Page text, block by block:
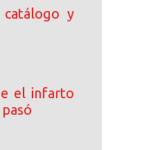
catálogo y
el infarto